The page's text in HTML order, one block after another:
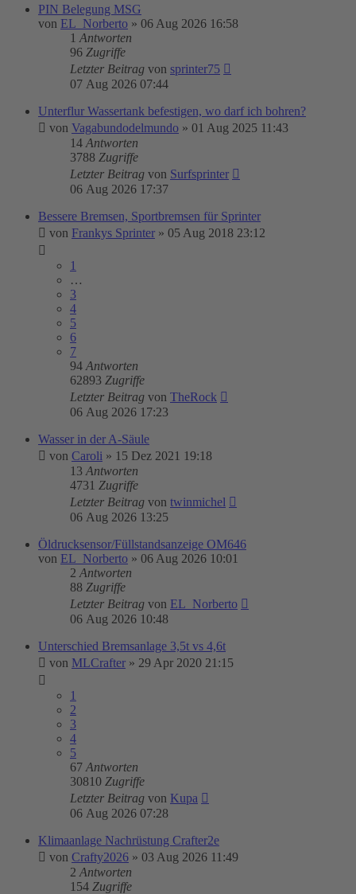
PIN Belegung MSG
von EL_Norberto » 06 Aug 2026 16:58
1 Antworten
96 Zugriffe
Letzter Beitrag von sprinter75
07 Aug 2026 07:44
Unterflur Wassertank befestigen, wo darf ich bohren?
von Vagabundodelmundo » 01 Aug 2025 11:43
14 Antworten
3788 Zugriffe
Letzter Beitrag von Surfsprinter
06 Aug 2026 17:37
Bessere Bremsen, Sportbremsen für Sprinter
von Frankys Sprinter » 05 Aug 2018 23:12
1
…
3
4
5
6
7
94 Antworten
62893 Zugriffe
Letzter Beitrag von TheRock
06 Aug 2026 17:23
Wasser in der A-Säule
von Caroli » 15 Dez 2021 19:18
13 Antworten
4731 Zugriffe
Letzter Beitrag von twinmichel
06 Aug 2026 13:25
Öldrucksensor/Füllstandsanzeige OM646
von EL_Norberto » 06 Aug 2026 10:01
2 Antworten
88 Zugriffe
Letzter Beitrag von EL_Norberto
06 Aug 2026 10:48
Unterschied Bremsanlage 3,5t vs 4,6t
von MLCrafter » 29 Apr 2020 21:15
1
2
3
4
5
67 Antworten
30810 Zugriffe
Letzter Beitrag von Kupa
06 Aug 2026 07:28
Klimaanlage Nachrüstung Crafter2e
von Crafty2026 » 03 Aug 2026 11:49
2 Antworten
154 Zugriffe